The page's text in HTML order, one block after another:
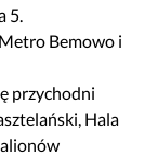
5.
Bemowo i
przychodni
Hala